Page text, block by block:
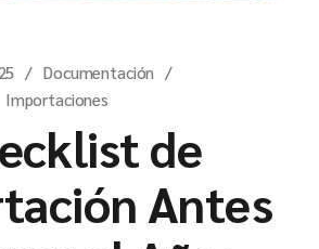
Documentación
Importaciones
de
Antes